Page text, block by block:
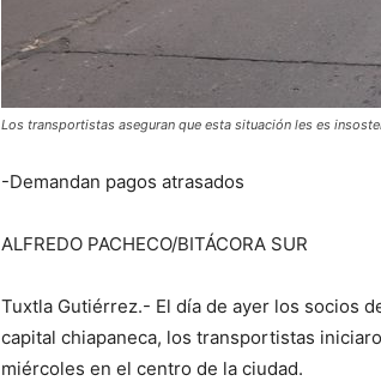
Los transportistas aseguran que esta situación les es
-Demandan pagos atrasados
ALFREDO PACHECO/BITÁCORA SUR
Tuxtla Gutiérrez.- El día de ayer los socios
capital chiapaneca, los transportistas
miércoles en el centro de la ciudad.